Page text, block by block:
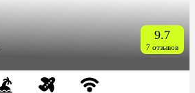
9.7
7 отзывов